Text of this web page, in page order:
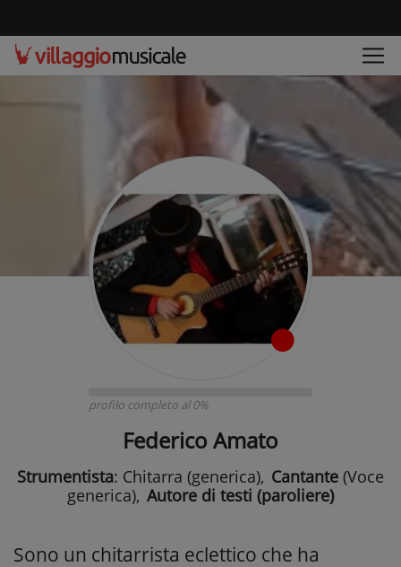
profilo completo al 0%
Federico Amato
Strumentista: Chitarra (generica), Cantante (Voce
generica), Autore di testi (paroliere)
Sono un chitarrista eclettico che ha